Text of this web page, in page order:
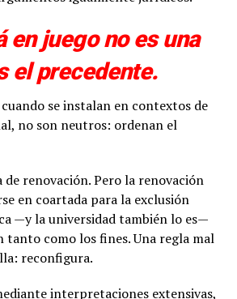
en juego no es una
el precedente.
se instalan en contextos de
no son neutros: ordenan el
de renovación. Pero la renovación
en coartada para la exclusión
—y la universidad también lo es—
tanto como los fines. Una regla mal
reconfigura.
interpretaciones extensivas,